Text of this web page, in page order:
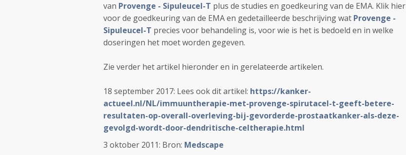
van Provenge - Sipuleucel-T plus de studies en goedkeuring van de EMA. Klik hier
voor de goedkeuring van de EMA en gedetailleerde beschrijving wat Provenge -
Sipuleucel-T precies voor behandeling is, voor wie is het is bedoeld en in welke
doseringen het moet worden gegeven.
Zie verder het artikel hieronder en in gerelateerde artikelen.
18 september 2017: Lees ook dit artikel: https://kanker-
actueel.nl/NL/immuuntherapie-met-provenge-spirutacel-t-geeft-betere-
resultaten-op-overall-overleving-bij-gevorderde-prostaatkanker-als-deze-
gevolgd-wordt-door-dendritische-celtherapie.html
3 oktober 2011: Bron: Medscape